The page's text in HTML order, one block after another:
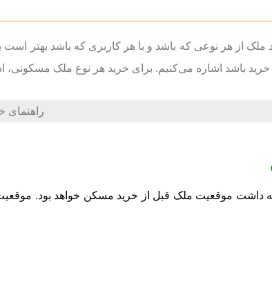
از هر نوعی که باشد و با هر کاربری که باشد بهتر
خرید باشد اشاره می‌کنیم. برای خرید هر نوع ملک مسکونی،
داشت موقعیت ملک قبل از خرید مسکن خواهد بود. موقعیت